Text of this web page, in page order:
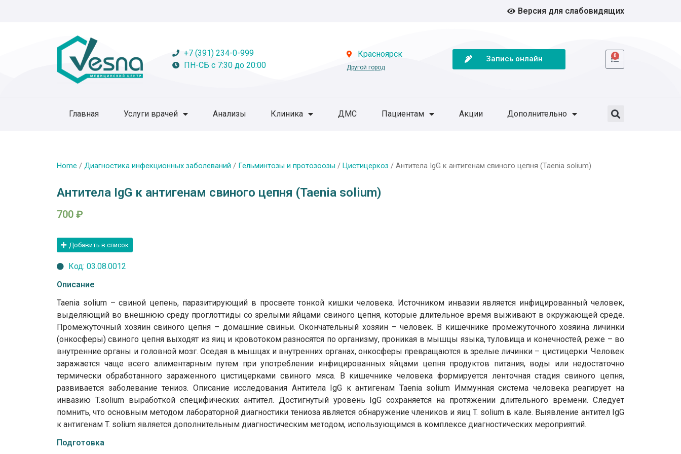
Версия для слабовидящих
+7 (391) 234-0-999
ПН-СБ с 7:30 до 20:00
Красноярск
Другой город
Запись онлайн 0
Главная Услуги врачей Анализы Клиника ДМС Пациентам Акции Дополнительно
Home / Диагностика инфекционных заболеваний / Гельминтозы и протозоозы / Цистицеркоз / Антитела IgG к антигенам свиного цепня (Taenia solium)
Антитела IgG к антигенам свиного цепня (Taenia solium)
700 ₽
Добавить в список
Код: 03.08.0012
Описание
Taenia solium – свиной цепень, паразитирующий в просвете тонкой кишки человека. Источником инвазии является инфицированный человек,
выделяющий во внешнюю среду проглоттиды со зрелыми яйцами свиного цепня, которые длительное время выживают в окружающей среде.
Промежуточный хозяин свиного цепня – домашние свиньи. Окончательный хозяин – человек. В кишечнике промежуточного хозяина личинки
(онкосферы) свиного цепня выходят из яиц и кровотоком разносятся по организму, проникая в мышцы языка, туловища и конечностей, реже – во
внутренние органы и головной мозг. Оседая в мышцах и внутренних органах, онкосферы превращаются в зрелые личинки – цистицерки. Человек
заражается чаще всего алиментарным путем при употреблении инфицированных яйцами цепня продуктов питания, воды или недостаточно
термически обработанного зараженного цистицерками свиного мяса. В кишечнике человека формируется ленточная стадия свиного цепня,
развивается заболевание тениоз. Описание исследования Антитела IgG к антигенам Taenia solium Иммунная система человека реагирует на
инвазию T.solium выработкой специфических антител. Достигнутый уровень IgG сохраняется на протяжении длительного времени. Следует
помнить, что основным методом лабораторной диагностики тениоза является обнаружение члеников и яиц T. solium в кале. Выявление антител IgG
к антигенам T. solium является дополнительным диагностическим методом, использующимся в комплексе диагностических мероприятий.
Подготовка